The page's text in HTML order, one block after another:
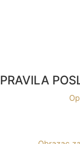
PRAVILA